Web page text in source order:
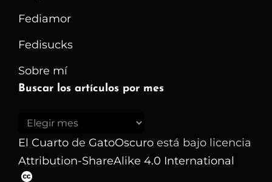
Fediamor
Fedisucks
Sobre mí
Buscar los artículos por mes
Buscar
los
artículos
por
El Cuarto de GatoOscuro está bajo licencia
Attribution-ShareAlike 4.0 International